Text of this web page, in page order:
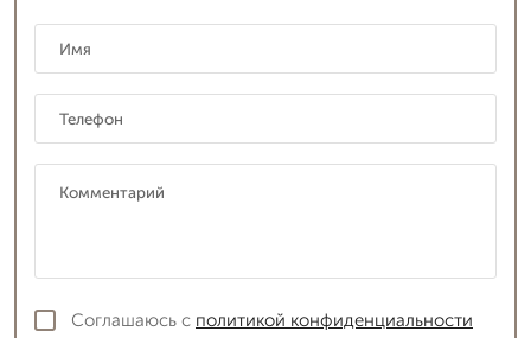
Соглашаюсь с политикой конфиденциальности